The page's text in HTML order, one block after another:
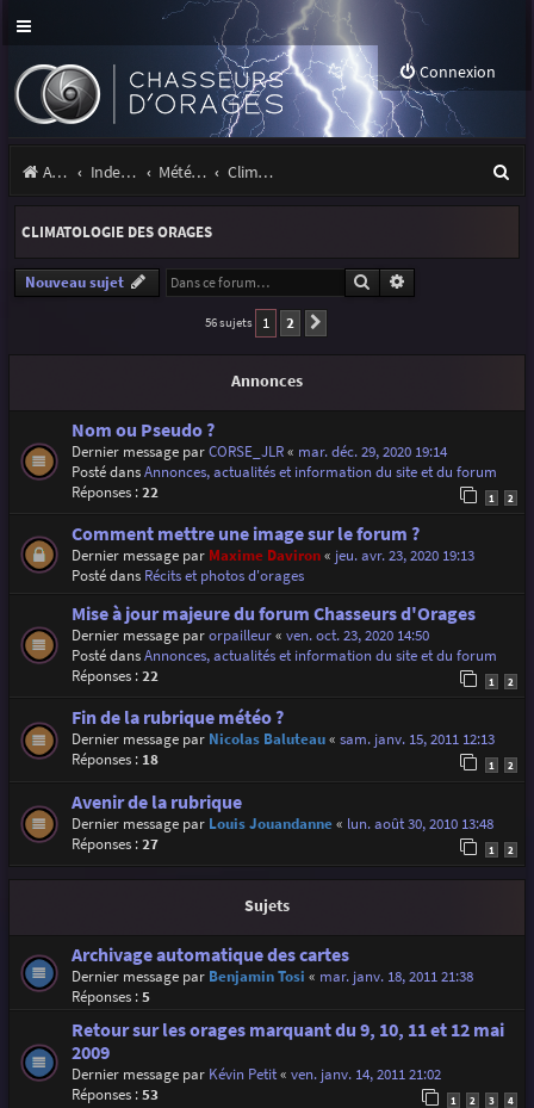
Connexion
Accueil Index du forum Météo et climatologie des orages Climatologie des orages
e
r
CLIMATOLOGIE DES ORAGES
Nouveau sujet Rechercher
56 sujets 1 2
Annonces
Nom ou Pseudo ?
Dernier message parCORSE_JLR« mar. déc. 29, 2020 19:14
Posté dansAnnonces, actualités et information du site et du forum
Réponses :22 1 2
Comment mettre une image sur le forum ?
Dernier message par Maxime Daviron« jeu. avr. 23, 2020 19:13
Posté dans Récits et photos d'orages
Mise à jour majeure du forum Chasseurs d'Orages
Dernier message parorpailleur« ven. oct. 23, 2020 14:50
Posté dansAnnonces, actualités et information du site et du forum
Réponses :22 1 2
Fin de la rubrique météo ?
Dernier message par Nicolas Baluteau« sam. janv. 15, 2011 12:13
Réponses : 18 1 2
Avenir de la rubrique
Dernier message par Louis Jouandanne« lun. août 30, 2010 13:48
Réponses :27 1 2
Sujets
Archivage automatique des cartes
Dernier message par Benjamin Tosi « mar. janv. 18, 2011 21:38
Réponses :5
Retour sur les orages marquant du 9, 10, 11 et 12 mai
2009
Dernier message par Kévin Petit« ven. janv. 14, 2011 21:02
Réponses :53 1 2 3 4